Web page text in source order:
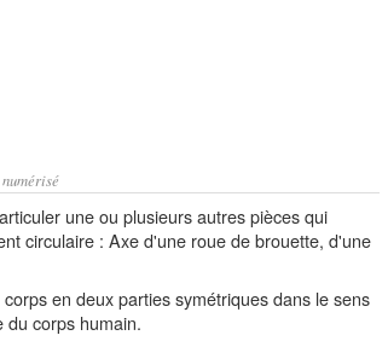
une ou plusieurs autres pièces qui
circulaire : Axe d'une roue de brouette, d'une
en deux parties symétriques dans le sens
du corps humain.